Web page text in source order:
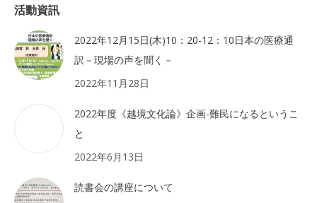
活動資訊
2022年12月15日(木)10：20-12：10日本の医療通
訳－現場の声を聞く－
2022年11月28日
2022年度《越境文化論》企画-難民になるというこ
と
2022年6月13日
読書会の講座について